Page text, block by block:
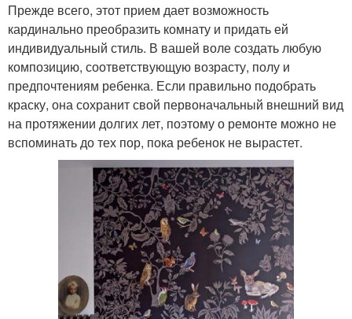
Прежде всего, этот прием дает возможность
кардинально преобразить комнату и придать ей
индивидуальный стиль. В вашей воле создать любую
композицию, соответствующую возрасту, полу и
предпочтениям ребенка. Если правильно подобрать
краску, она сохранит свой первоначальный внешний вид
на протяжении долгих лет, поэтому о ремонте можно не
вспоминать до тех пор, пока ребенок не вырастет.